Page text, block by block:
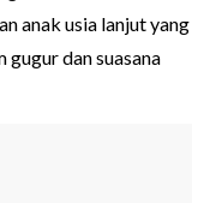
anak usia lanjut yang
dan suasana